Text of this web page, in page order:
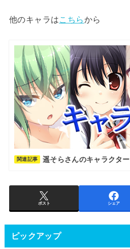
他のキャラはこちらから
関連記事 遥そらさんのキャラクター
ポスト シェア
ピックアップ